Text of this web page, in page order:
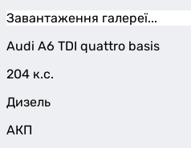
Завантаження галереї...
Audi A6 TDI quattro basis
204 к.с.
Дизель
АКП